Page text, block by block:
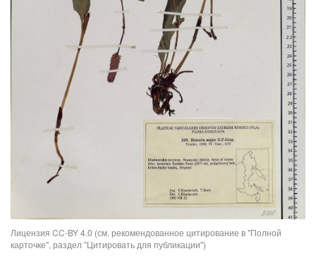
Лицензия CC-BY 4.0 (см. рекомендованное цитирование в "Полной
карточке", раздел "Цитировать для публикации")